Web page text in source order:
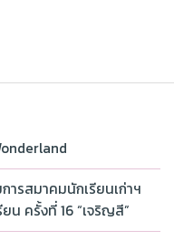
ารสมาคมนักเรียนเก่าฯ
น ครั้งที่ 16 “เจริญสี”